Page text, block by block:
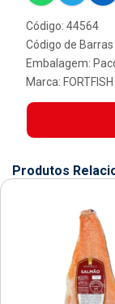
Código: 44564
Código de
Embalagem:
Marca: FORTFISH
Produtos